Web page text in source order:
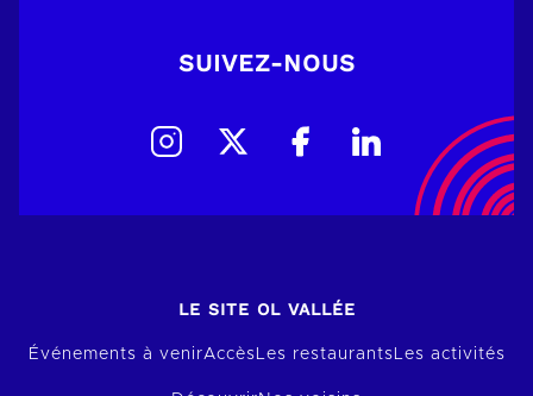
SUIVEZ-NOUS
LE SITE OL VALLÉE
Événements à venirAccèsLes restaurantsLes activités